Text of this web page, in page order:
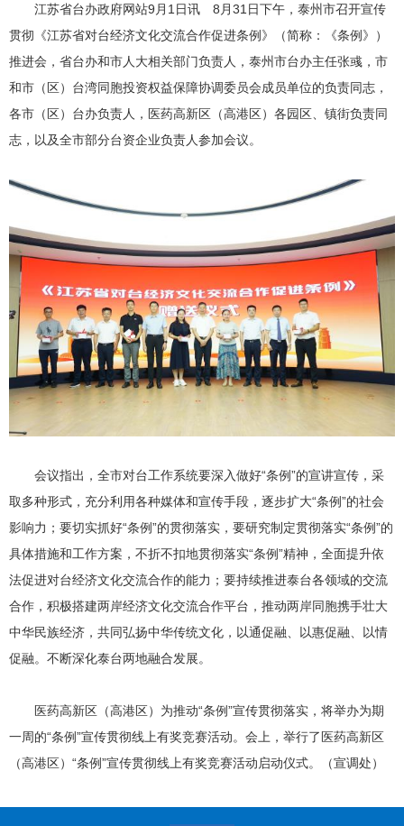
江苏省台办政府网站9月1日讯 8月31日下午，泰州市召开宣传
贯彻《江苏省对台经济文化交流合作促进条例》（简称：《条例》）
推进会，省台办和市人大相关部门负责人，泰州市台办主任张彧，市
和市（区）台湾同胞投资权益保障协调委员会成员单位的负责同志，
各市（区）台办负责人，医药高新区（高港区）各园区、镇街负责同
志，以及全市部分台资企业负责人参加会议。
会议指出，全市对台工作系统要深入做好“条例”的宣讲宣传，采
取多种形式，充分利用各种媒体和宣传手段，逐步扩大“条例”的社会
影响力；要切实抓好“条例”的贯彻落实，要研究制定贯彻落实“条例”的
具体措施和工作方案，不折不扣地贯彻落实“条例”精神，全面提升依
法促进对台经济文化交流合作的能力；要持续推进泰台各领域的交流
合作，积极搭建两岸经济文化交流合作平台，推动两岸同胞携手壮大
中华民族经济，共同弘扬中华传统文化，以通促融、以惠促融、以情
促融。不断深化泰台两地融合发展。
医药高新区（高港区）为推动“条例”宣传贯彻落实，将举办为期
一周的“条例”宣传贯彻线上有奖竞赛活动。会上，举行了医药高新区
（高港区）“条例”宣传贯彻线上有奖竞赛活动启动仪式。（宣调处）